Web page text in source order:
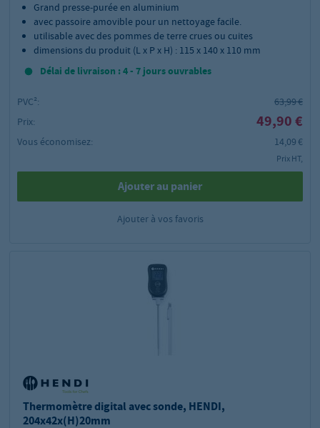
Grand presse-purée en aluminium
avec passoire amovible pour un nettoyage facile.
utilisable avec des pommes de terre crues ou cuites
dimensions du produit (L x P x H) : 115 x 140 x 110 mm
Délai de livraison : 4 - 7 jours ouvrables
PVC²:
63,99 €
Prix:
49,90 €
Vous économisez: 14,09 €
Prix HT,
Ajouter au panier
Ajouter à vos favoris
Thermomètre digital avec sonde, HENDI,
204x42x(H)20mm